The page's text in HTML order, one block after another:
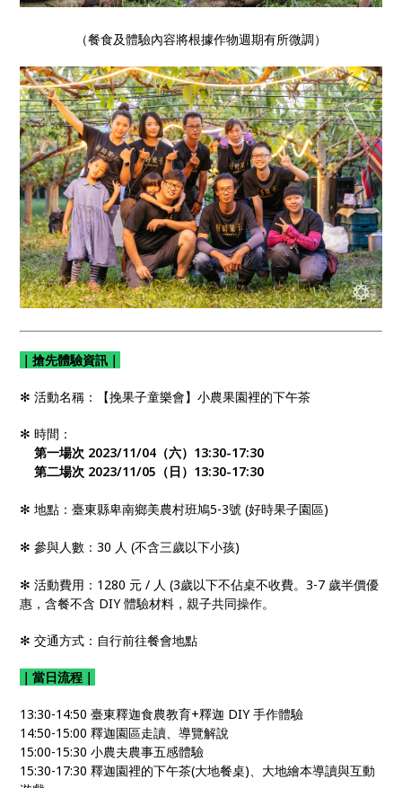
（餐食及體驗內容將根據作物週期有所微調）
｜搶先體驗資訊｜
✻ 活動名稱：【挽果子童樂會】小農果園裡的下午茶
✻ 時間：
第一場次 2023/11/04 （六）13:30-17:30
第二場次 2023/11/05 （日）13:30-17:30
✻ 地點：臺東縣卑南鄉美農村班鳩5-3號 (好時果子園區)
✻ 參與人數：30 人 (不含三歲以下小孩)
✻ 活動費用：1280 元 / 人 (3歲以下不佔桌不收費。3-7 歲半價優
惠，含餐不含 DIY 體驗材料，親子共同操作。
✻ 交通方式：自行前往餐會地點
｜當日流程｜
13:30-14:50 臺東釋迦食農教育+釋迦 DIY 手作體驗
14:50-15:00 釋迦園區走讀、導覽解說
15:00-15:30 小農夫農事五感體驗
15:30-17:30 釋迦園裡的下午茶(大地餐桌)、大地繪本導讀與互動